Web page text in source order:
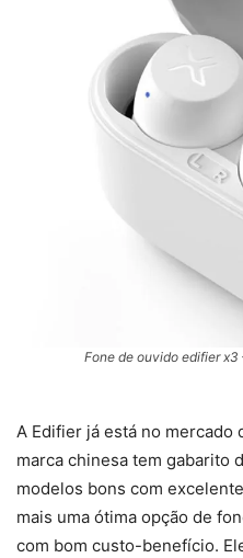
Fone de ouvido edifier
A Edifier já está no mercado
marca chinesa tem gabarito
modelos bons com
mais uma ótima opção de
com bom custo-benefício.